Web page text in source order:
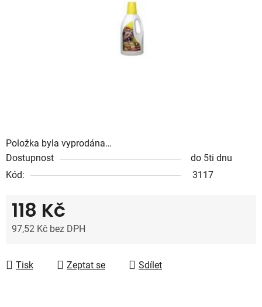
Položka byla vyprodána…
Dostupnost
do 5ti dnu
Kód:
3117
118 Kč
97,52 Kč bez DPH
Tisk
Zeptat se Sdílet